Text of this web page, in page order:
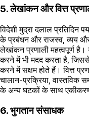
5. लेखांकन और वित्त
विदेशी मुद्रा दलाल प्रतिदिन
के प्रबंधन और राजस्व, व्यय
लेखांकन प्रणाली महत्वपूर्ण
करने में भी मदद करता है,
करने में सक्षम होते हैं। वित्त
चालान-प्रक्रिया, वास्तविक
के अन्य घटकों के साथ एकीकरण
6. भुगतान संसाधक